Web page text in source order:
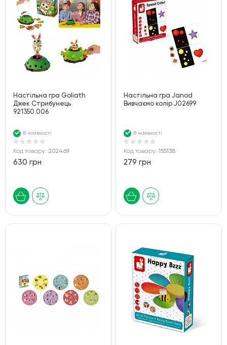
Настільна гра Goliath
Джек Стрибунець
921350.006
В наявності
Код товару: 202469
630 грн
Настільна гра Janod
Вивчаємо колір J02699
В наявності
Код товару:155138
279 грн